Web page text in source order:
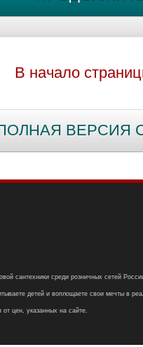
В начало
ВЕРСИЯ
сантехники среди розничных сетей
детей и воплощаете свои мечты в
от цен, указанных на сайте.